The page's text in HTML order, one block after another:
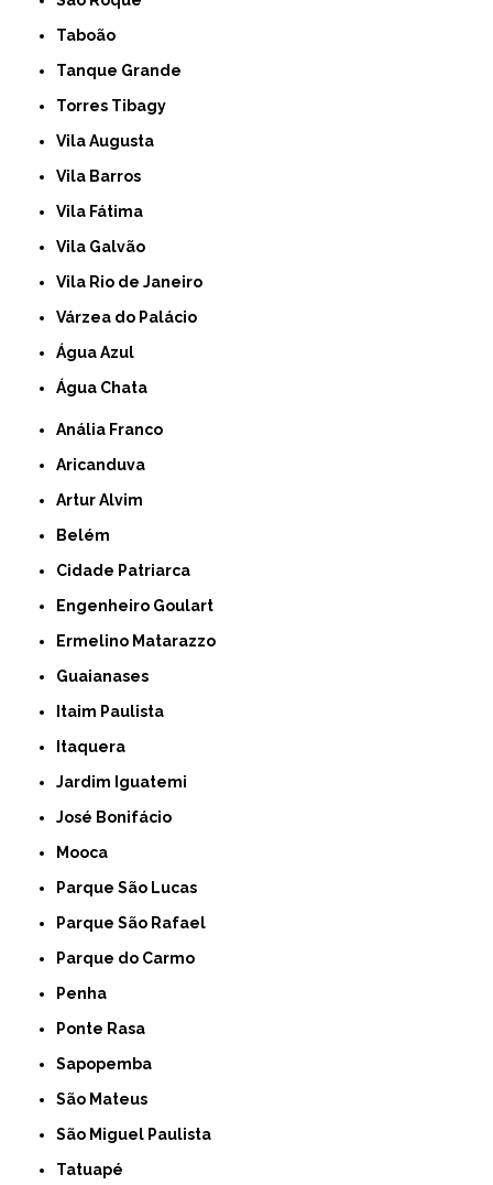
Taboão
Tanque Grande
Torres Tibagy
Vila Augusta
Vila Barros
Vila Fátima
Vila Galvão
Vila Rio de Janeiro
Várzea do Palácio
Água Azul
Água Chata
Anália Franco
Aricanduva
Artur Alvim
Belém
Cidade Patriarca
Engenheiro Goulart
Ermelino Matarazzo
Guaianases
Itaim Paulista
Itaquera
Jardim Iguatemi
José Bonifácio
Mooca
Parque São Lucas
Parque São Rafael
Parque do Carmo
Penha
Ponte Rasa
Sapopemba
São Mateus
São Miguel Paulista
Tatuapé